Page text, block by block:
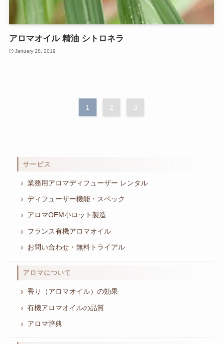
アロマオイル 精油 シトロネラ
January 28, 2019
1 2 3
サービス
業務用アロマディフューザー レンタル
ディフューザー機能・スペック
アロマOEM小ロット製造
フランス有機アロマオイル
お問い合わせ・無料トライアル
アロマについて
香り（アロマオイル）の効果
有機アロマオイルの品質
アロマ辞典